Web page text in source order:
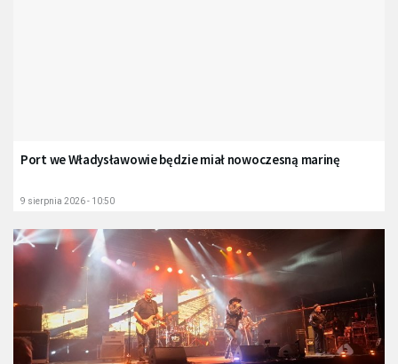
Port we Władysławowie będzie miał nowoczesną marinę
9 sierpnia 2026 - 10:50